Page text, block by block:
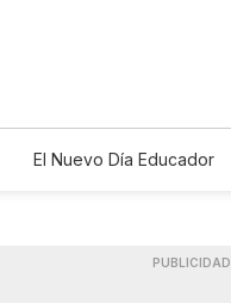
El Nuevo Día Educador
PUBLICIDAD